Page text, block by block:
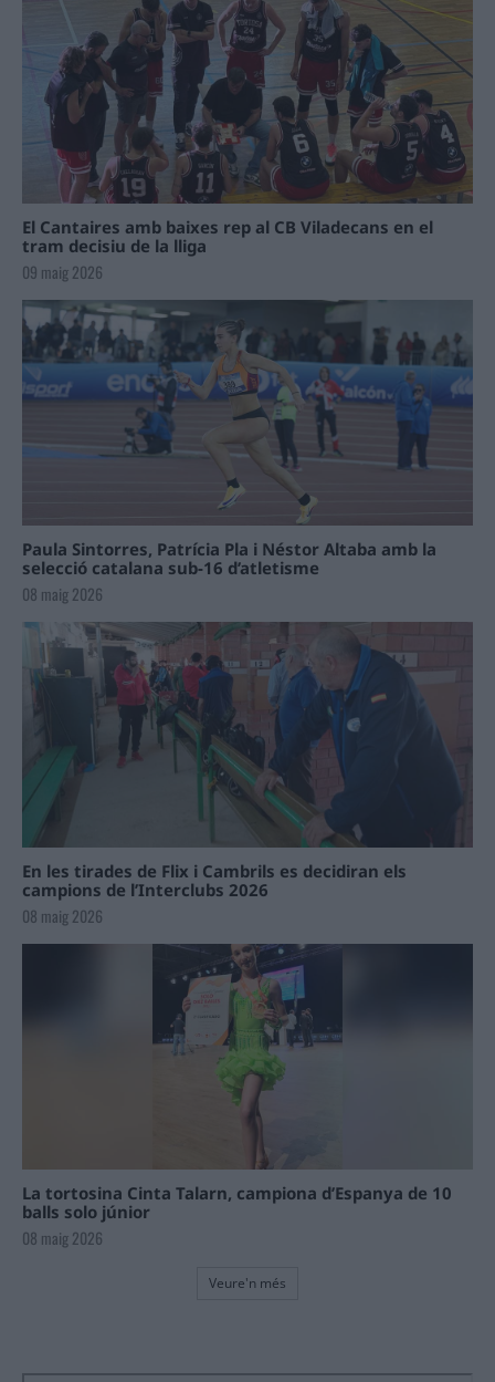
El Cantaires amb baixes rep al CB Viladecans en el
tram decisiu de la lliga
09 maig 2026
Paula Sintorres, Patrícia Pla i Néstor Altaba amb la
selecció catalana sub-16 d’atletisme
08 maig 2026
En les tirades de Flix i Cambrils es decidiran els
campions de l’Interclubs 2026
08 maig 2026
La tortosina Cinta Talarn, campiona d’Espanya de 10
balls solo júnior
08 maig 2026
Veure'n més